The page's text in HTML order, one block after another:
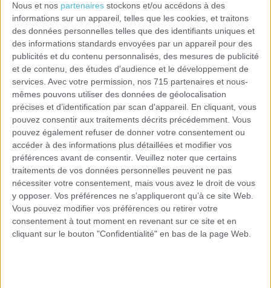
Nous et nos partenaires stockons et/ou accédons à des
informations sur un appareil, telles que les cookies, et traitons
des données personnelles telles que des identifiants uniques et
des informations standards envoyées par un appareil pour des
publicités et du contenu personnalisés, des mesures de publicité
et de contenu, des études d'audience et le développement de
services. Avec votre permission, nos 715 partenaires et nous-
mêmes pouvons utiliser des données de géolocalisation
précises et d’identification par scan d'appareil. En cliquant, vous
pouvez consentir aux traitements décrits précédemment. Vous
pouvez également refuser de donner votre consentement ou
accéder à des informations plus détaillées et modifier vos
préférences avant de consentir. Veuillez noter que certains
traitements de vos données personnelles peuvent ne pas
nécessiter votre consentement, mais vous avez le droit de vous
y opposer. Vos préférences ne s'appliqueront qu’à ce site Web.
Vous pouvez modifier vos préférences ou retirer votre
consentement à tout moment en revenant sur ce site et en
cliquant sur le bouton "Confidentialité" en bas de la page Web.
Ajoutez des coussins
et des textiles pour
une touche cosy